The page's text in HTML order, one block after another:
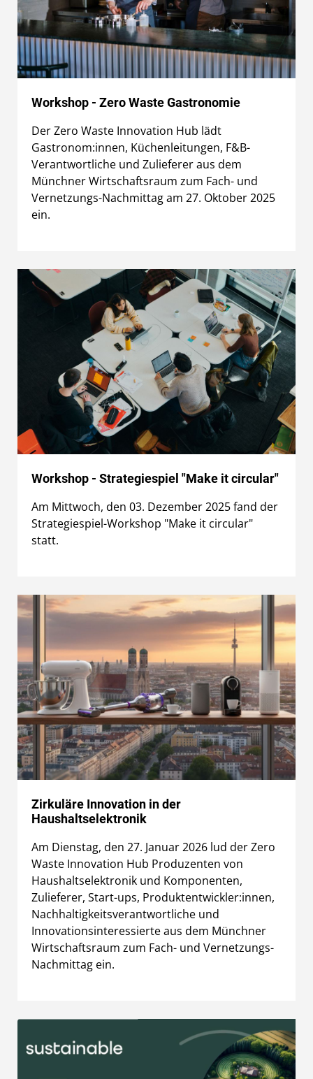
Workshop - Zero Waste Gastronomie
Der Zero Waste Innovation Hub lädt
Gastronom:innen, Küchenleitungen, F&B-
Verantwortliche und Zulieferer aus dem
Münchner Wirtschaftsraum zum Fach- und
Vernetzungs-Nachmittag am 27. Oktober 2025
ein.
Workshop - Strategiespiel "Make it circular"
Am Mittwoch, den 03. Dezember 2025 fand der
Strategiespiel-Workshop "Make it circular"
statt.
Zirkuläre Innovation in der
Haushaltselektronik
Am Dienstag, den 27. Januar 2026 lud der Zero
Waste Innovation Hub Produzenten von
Haushaltselektronik und Komponenten,
Zulieferer, Start-ups, Produktentwickler:innen,
Nachhaltigkeitsverantwortliche und
Innovationsinteressierte aus dem Münchner
Wirtschaftsraum zum Fach- und Vernetzungs-
Nachmittag ein.